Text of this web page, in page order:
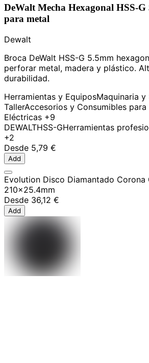
DeWalt Mecha Hexagonal HSS-
para metal
Dewalt
Broca DeWalt HSS-G 5.5mm
perforar metal, madera y plástico.
durabilidad.
Herramientas y EquiposMaquinaria
TallerAccesorios y Consumibles para
Eléctricas +9
DEWALTHSS-GHerramientas
+2
Desde 5,79 €
Add
Evolution Disco Diamantado Corona
210x25.4mm
Desde 36,12 €
Add